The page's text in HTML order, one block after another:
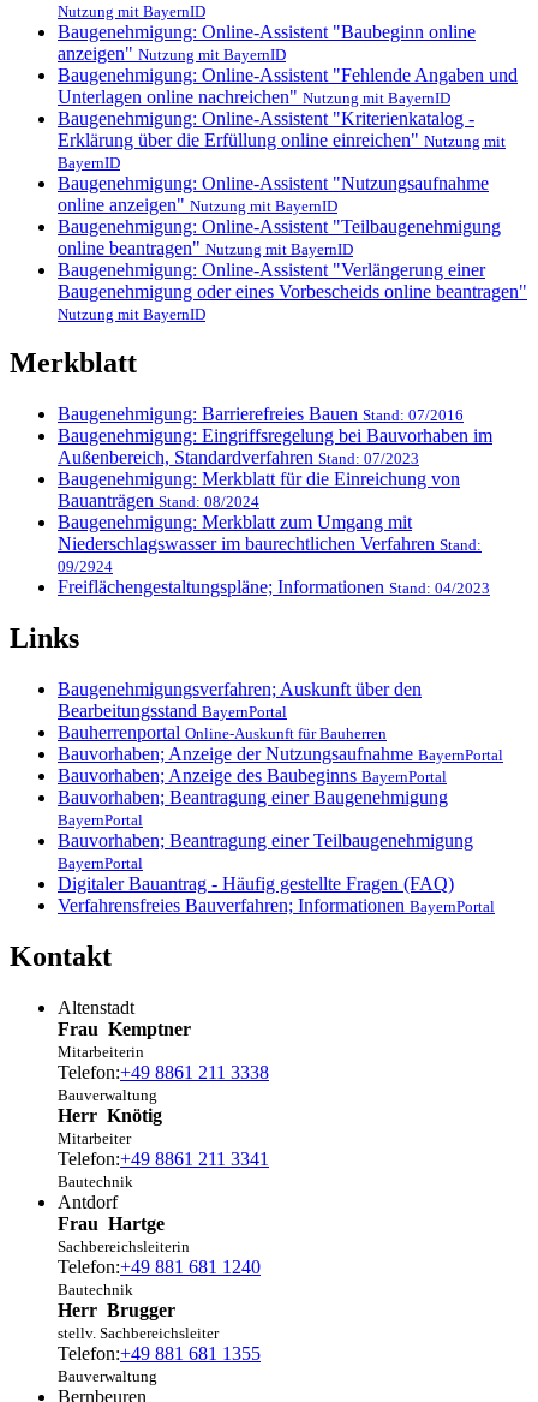
Nutzung mit BayernID
Baugenehmigung: Online-Assistent "Baubeginn online
anzeigen" Nutzung mit BayernID
Baugenehmigung: Online-Assistent "Fehlende Angaben und
Unterlagen online nachreichen" Nutzung mit BayernID
Baugenehmigung: Online-Assistent "Kriterienkatalog -
Erklärung über die Erfüllung online einreichen" Nutzung mit
BayernID
Baugenehmigung: Online-Assistent "Nutzungsaufnahme
online anzeigen" Nutzung mit BayernID
Baugenehmigung: Online-Assistent "Teilbaugenehmigung
online beantragen" Nutzung mit BayernID
Baugenehmigung: Online-Assistent "Verlängerung einer
Baugenehmigung oder eines Vorbescheids online beantragen"
Nutzung mit BayernID
Merkblatt
Baugenehmigung: Barrierefreies Bauen Stand: 07/2016
Baugenehmigung: Eingriffsregelung bei Bauvorhaben im
Außenbereich, Standardverfahren Stand: 07/2023
Baugenehmigung: Merkblatt für die Einreichung von
Bauanträgen Stand: 08/2024
Baugenehmigung: Merkblatt zum Umgang mit
Niederschlagswasser im baurechtlichen Verfahren Stand:
09/2924
Freiflächengestaltungspläne; Informationen Stand: 04/2023
Links
Baugenehmigungsverfahren; Auskunft über den
Bearbeitungsstand BayernPortal
Bauherrenportal Online-Auskunft für Bauherren
Bauvorhaben; Anzeige der Nutzungsaufnahme BayernPortal
Bauvorhaben; Anzeige des Baubeginns BayernPortal
Bauvorhaben; Beantragung einer Baugenehmigung
BayernPortal
Bauvorhaben; Beantragung einer Teilbaugenehmigung
BayernPortal
Digitaler Bauantrag - Häufig gestellte Fragen (FAQ)
Verfahrensfreies Bauverfahren; Informationen BayernPortal
Kontakt
Altenstadt
Frau Kemptner
Mitarbeiterin
Telefon:+49 8861 211 3338
Bauverwaltung
Herr Knötig
Mitarbeiter
Telefon:+49 8861 211 3341
Bautechnik
Antdorf
Frau Hartge
Sachbereichsleiterin
Telefon:+49 881 681 1240
Bautechnik
Herr Brugger
stellv. Sachbereichsleiter
Telefon:+49 881 681 1355
Bauverwaltung
Bernbeuren